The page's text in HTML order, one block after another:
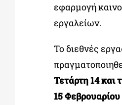
εφαρμογή
εργαλείων.
Το διεθνές
Τετάρτη 14 και
15